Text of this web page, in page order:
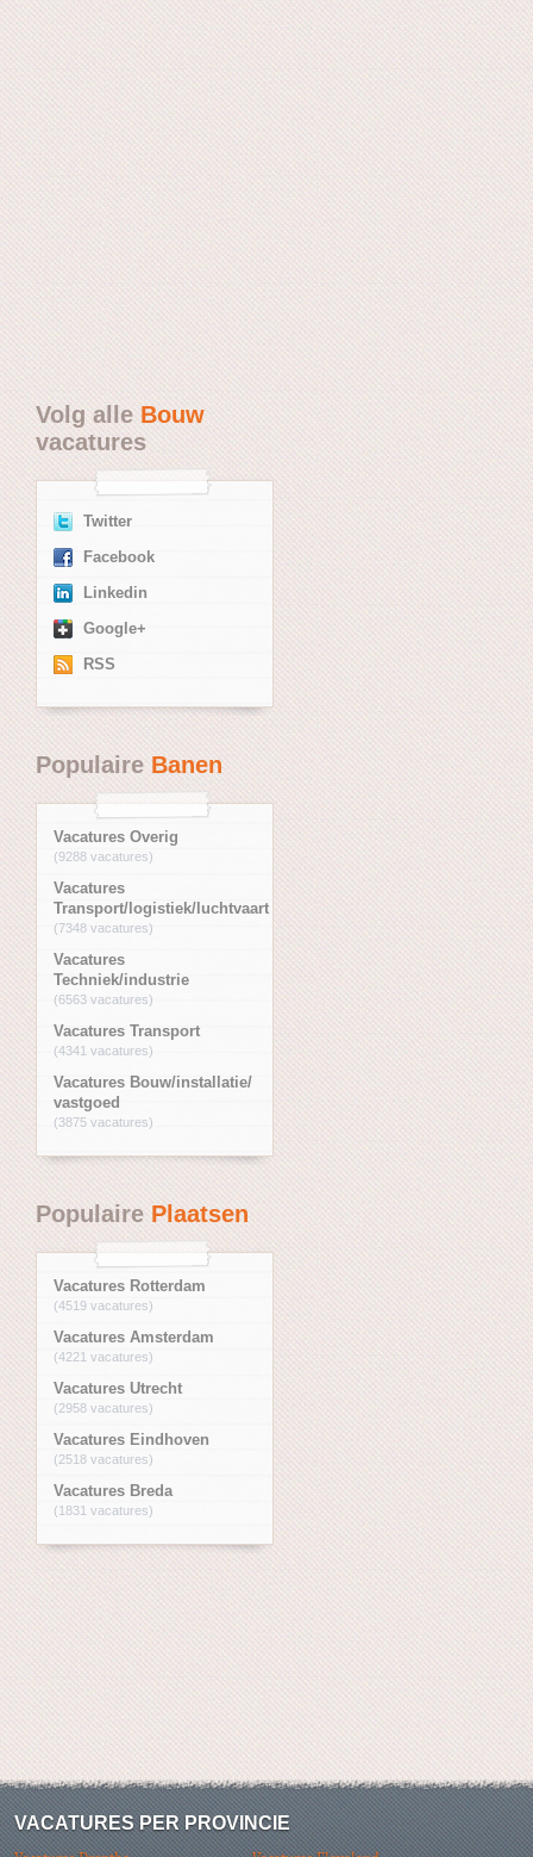
Volg alleBouw
vacatures
Twitter
Facebook
Linkedin
Google+
RSS
PopulaireBanen
Vacatures Overig
(9288 vacatures)
Vacatures
Transport/logistiek/luchtvaart
(7348 vacatures)
Vacatures
Techniek/industrie
(6563 vacatures)
Vacatures Transport
(4341 vacatures)
Vacatures Bouw/installatie/
vastgoed
(3875 vacatures)
PopulairePlaatsen
Vacatures Rotterdam
(4519 vacatures)
Vacatures Amsterdam
(4221 vacatures)
Vacatures Utrecht
(2958 vacatures)
Vacatures Eindhoven
(2518 vacatures)
Vacatures Breda
(1831 vacatures)
VACATURES PER PROVINCIE